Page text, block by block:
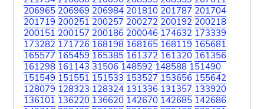
206965 206969 206984 201810 201787 201704
201719 200251 200257 200272 200192 200218
200151 200157 200186 200046 174632 173339
173282 171726 168198 168165 168119 165681
165577 165459 165385 161372 161320 161356
161298 161143 31506 148592 148588 151490
151549 151551 151533 153527 153656 155642
128079 128323 128324 131336 131357 133920
136101 136220 136620 142670 142685 142686